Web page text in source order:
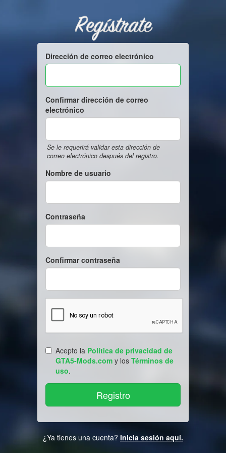
Regístrate
Dirección de correo electrónico
Confirmar dirección de correo
electrónico
Se le requerirá validar esta dirección de
correo electrónico después del registro.
Nombre de usuario
Contraseña
Confirmar contraseña
Acepto la Política de privacidad de
GTA5-Mods.com y los Términos de
uso.
¿Ya tienes una cuenta? Inicia sesión aquí.